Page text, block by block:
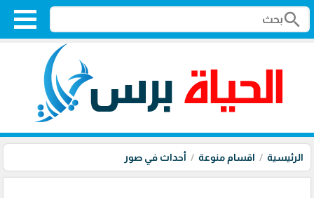
search
الرئيسية اقسام منوعة أحداث في صور